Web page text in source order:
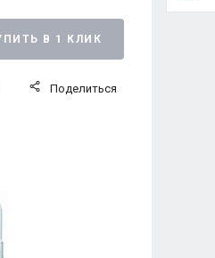
В 1 КЛИК
Поделиться